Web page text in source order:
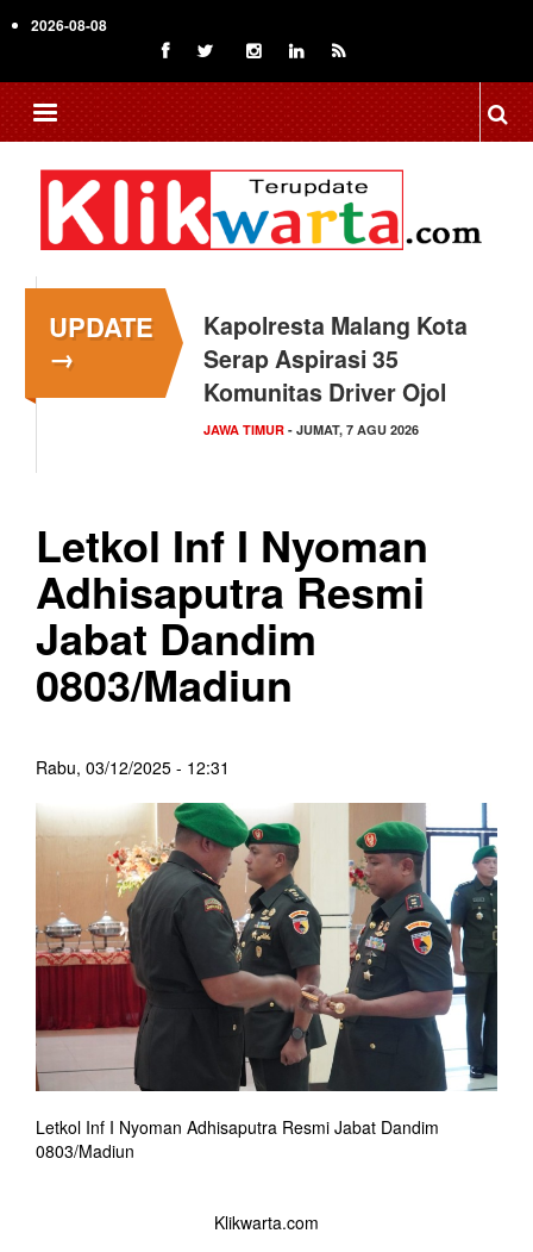
to
content
2026-08-08
UPDATE
→
Kapolresta Malang Kota
Serap Aspirasi 35
Komunitas Driver Ojol
JAWA TIMUR - JUMAT, 7 AGU 2026
Letkol Inf I Nyoman
Adhisaputra Resmi
Jabat Dandim
0803/Madiun
Rabu, 03/12/2025 - 12:31
Letkol Inf I Nyoman Adhisaputra Resmi Jabat Dandim
0803/Madiun
Klikwarta.com